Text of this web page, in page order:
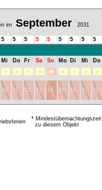
im September 2031
5 5 5 5 5 5 5 5 5
Mi Do Fr Sa So Mo Di Mi Do
10 11 12 13 14 15 16 17 18
* Mindestübernachtungszeit
zu diesem Objekt